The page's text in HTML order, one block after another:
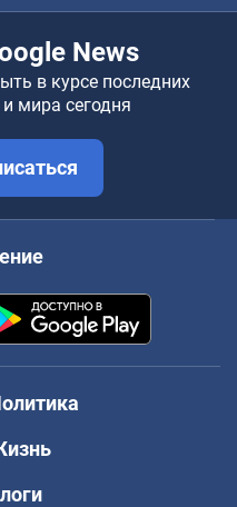
News
в курсе последних
мира сегодня